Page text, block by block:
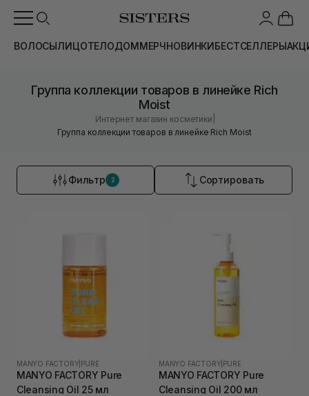
ВОЛОСЫЛИЦОТЕЛОДОММЕРЧНОВИНКИБЕСТСЕЛЛЕРЫ
Группа коллекции товаров в линейке Rich
Moist
Интернет магазин косметики
Группа коллекции товаров в линейке Rich Moist
Фильтр 2 Сортировать
MANYO FACTORY PURE
MANYO FACTORY Pure
Cleansing Oil 25 мл
MANYO FACTORY PURE
MANYO FACTORY Pure
Cleansing Oil 200 мл